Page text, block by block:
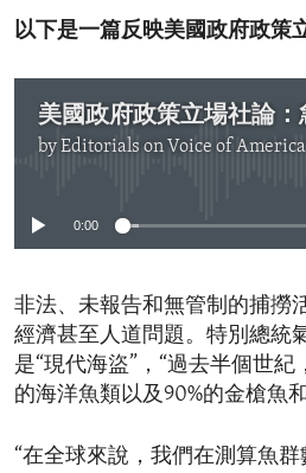
以下是一篇反映美國政府政策
byEditorials on Voice of America
0:00
非法、未報告和無管制的捕撈
經濟甚至人道問題。特別總統
是“現代海盜”，“過去半個世
的海洋魚類以及90%的金槍魚
“在全球來說，我們在測算魚